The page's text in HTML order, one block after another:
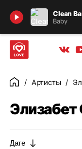
Clean
Baby
Найти
ГлавнаяАртисты
Элизабет
Дате